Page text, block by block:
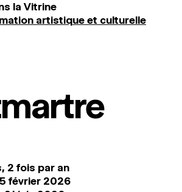
la Vitrine
artistique et culturelle
2 fois par an
février 2026